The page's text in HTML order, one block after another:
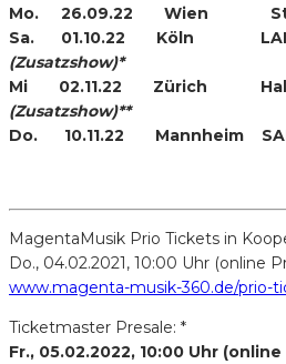
Mo. 26.09.22 Wien
Sa. 01.10.22 Köln
(Zusatzshow)*
Mi 02.11.22 Zürich
(Zusatzshow)**
Do. 10.11.22 Mannheim
MagentaMusik Prio Tickets in
Do., 04.02.2021, 10:00 Uhr (online
www.magenta-musik-360.de/prio-
Ticketmaster Presale: *
Fr., 05.02.2022, 10:00 Uhr